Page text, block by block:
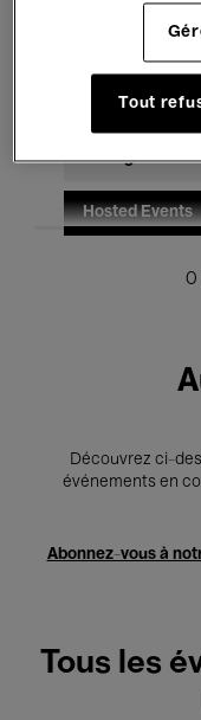
Musique
Pour tous
Enseignement
Hosted Events
0
Découvrez ci-
événements en
Abonnez-vous à
Tous les
Tout